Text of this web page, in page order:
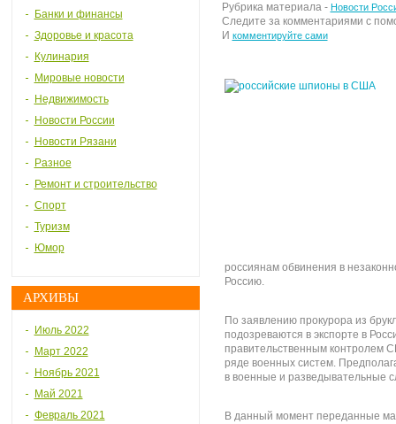
Банки и финансы
Здоровье и красота
Кулинария
Мировые новости
Недвижимость
Новости России
Новости Рязани
Разное
Ремонт и строительство
Спорт
Туризм
Юмор
АРХИВЫ
Июль 2022
Март 2022
Ноябрь 2021
Май 2021
Февраль 2021
Рубрика материала - Новости
Следите за комментариями с
И комментируйте сами
россиянам обвинения в
Россию.
По заявлению прокурора из
подозреваются в экспорте в
правительственным контролем
ряде военных систем.
в военные и разведывательные
В данный момент переданные